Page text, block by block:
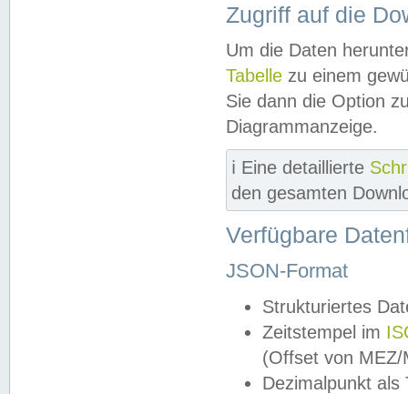
Zugriff auf die
Um die Daten
Tabelle zu einem
Sie dann die Option
Diagrammanzeige.
ℹ️ Eine detaillierte
den gesamten
Verfügbare
JSON-Format
Strukturiertes
Zeitstempel im
(Offset von MEZ/
Dezimalpunkt als